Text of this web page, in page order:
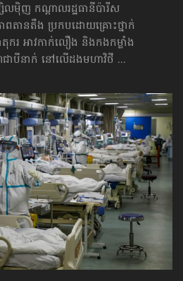
លម៉ិញ កណ្ដាលរដ្ឋធានីប៉ារីស
ាពតានតឹង ប្រកបដោយគ្រោះថ្នាក់
តុករ អាវកាក់លឿង និងកងកម្លាំង
ាបីនាក់ នៅលើដងមហាវិថី ...